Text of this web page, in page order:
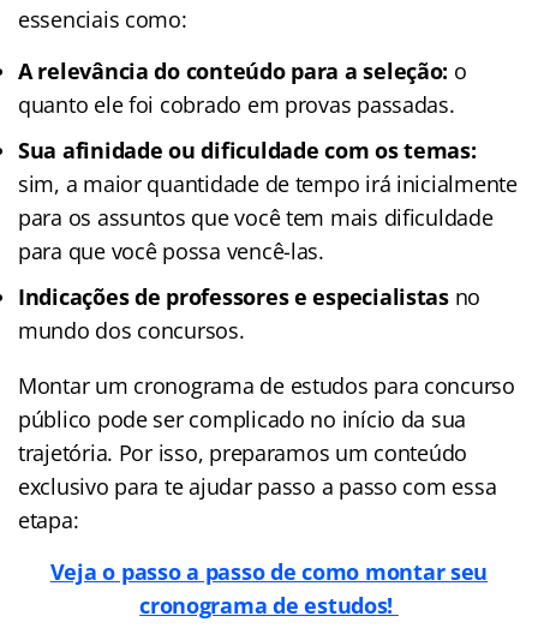
essenciais como:
A relevância do conteúdo para a seleção: o
quanto ele foi cobrado em provas passadas.
Sua afinidade ou dificuldade com os temas:
sim, a maior quantidade de tempo irá inicialmente
para os assuntos que você tem mais dificuldade
para que você possa vencê-las.
Indicações de professores e especialistasno
mundo dos concursos.
Montar um cronograma de estudos para concurso
público pode ser complicado no início da sua
trajetória. Por isso, preparamos um conteúdo
exclusivo para te ajudar passo a passo com essa
etapa:
Veja o passo a passo de como montar seu
cronograma de estudos!